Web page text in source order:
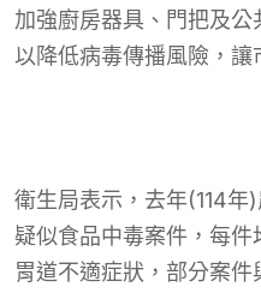
加強廚房器具、門把及公
以降低病毒傳播風險，讓
衛生局表示，去年(114
疑似食品中毒案件，每
胃道不適症狀，部分案